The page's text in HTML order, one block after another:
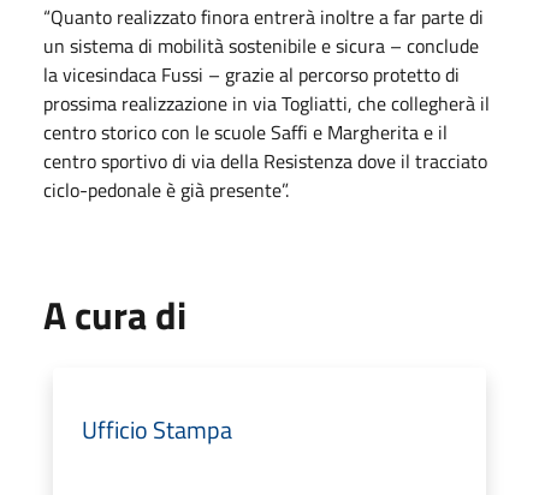
“Quanto realizzato finora entrerà inoltre a far parte di
un sistema di mobilità sostenibile e sicura – conclude
la vicesindaca Fussi – grazie al percorso protetto di
prossima realizzazione in via Togliatti, che collegherà il
centro storico con le scuole Saffi e Margherita e il
centro sportivo di via della Resistenza dove il tracciato
ciclo-pedonale è già presente”.
A cura di
Ufficio Stampa